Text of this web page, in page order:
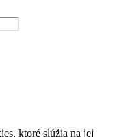
ktoré slúžia na jej